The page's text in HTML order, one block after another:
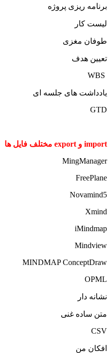
برنامه ریزی پروژه
لیست کار
طوفان مغزی
تعیین هدف
یادداشت های جلسه ای
GTD
import و export مختلف فایل ها
MingManager
FreePlane
Novamind5
Xmind
iMindmap
Mindview
MINDMAP ConceptDraw
OPML
نشانه دار
متن ساده غنی
CSV
افکان من